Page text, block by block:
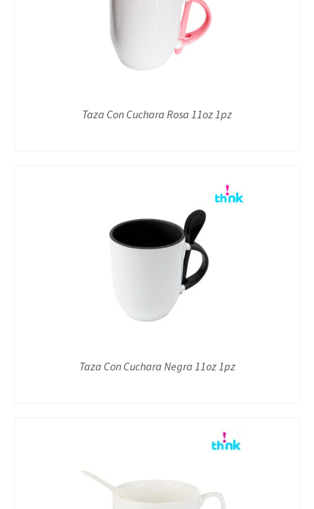
Taza Con Cuchara Rosa 11oz 1pz
Taza Con Cuchara Negra 11oz 1pz